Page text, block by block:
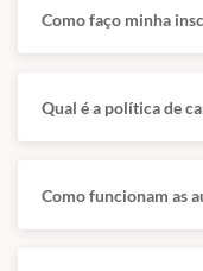
Como faço minha
Qual é a política de
Como funcionam as